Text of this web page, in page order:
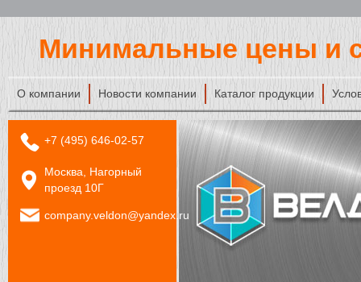
Минимальные цены и
О компании Новости компании Каталог продукции
+7 (495) 646-02-57
Москва, Нагорный
проезд 10Г
company.veldon@yandex.ru